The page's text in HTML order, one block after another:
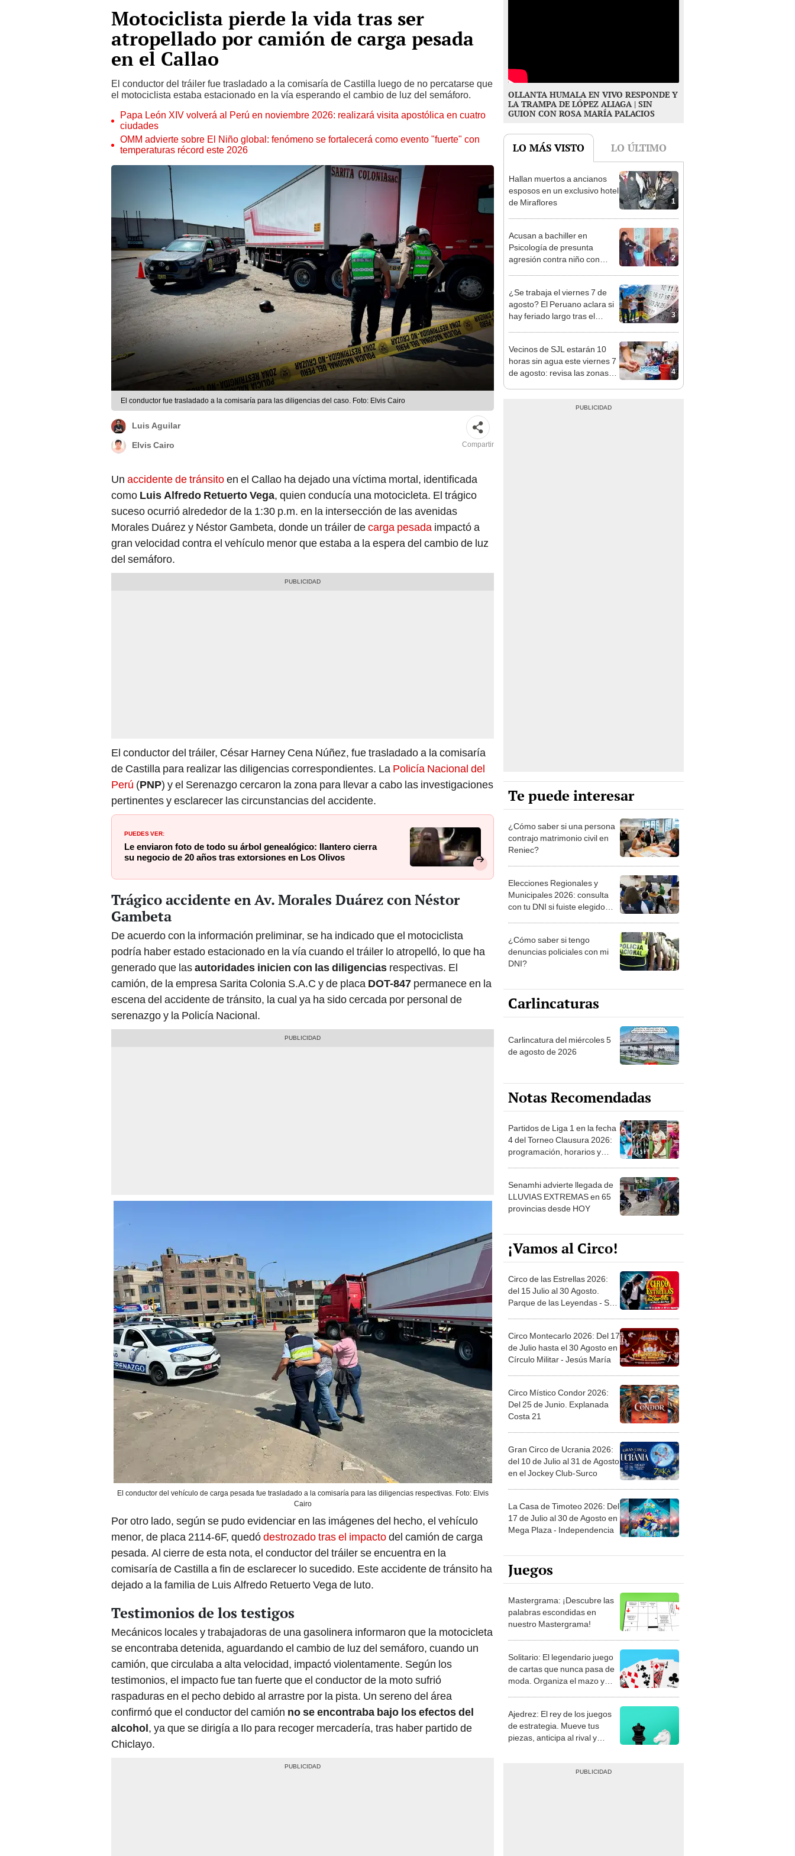
Motociclista pierde la vida tras ser
atropellado por camión de carga pesada
en el Callao
El conductor del tráiler fue trasladado a la comisaría de Castilla luego de no percatarse que
el motociclista estaba estacionado en la vía esperando el cambio de luz del semáforo.
Papa León XIV volverá al Perú en noviembre 2026: realizará visita apostólica en cuatro
ciudades
OMM advierte sobre El Niño global: fenómeno se fortalecerá como evento "fuerte" con
temperaturas récord este 2026
El conductor fue trasladado a la comisaría para las diligencias del caso. Foto: Elvis Cairo
Luis Aguilar
Elvis Cairo Compartir
Un accidente de tránsitoen el Callao ha dejado una víctima mortal, identificada
como Luis Alfredo Retuerto Vega, quien conducía una motocicleta. El trágico
suceso ocurrió alrededor de la 1:30 p.m. en la intersección de las avenidas
Morales Duárez y Néstor Gambeta, donde un tráiler decarga pesada impactó a
gran velocidad contra el vehículo menor que estaba a la espera del cambio de luz
del semáforo.
El conductor del tráiler, César Harney Cena Núñez, fue trasladado a la comisaría
de Castilla para realizar las diligencias correspondientes. La Policía Nacional del
Perú (PNP) y el Serenazgo cercaron la zona para llevar a cabo las investigaciones
pertinentes y esclarecer las circunstancias del accidente.
PUEDES VER:
Le enviaron foto de todo su árbol genealógico: llantero cierra
su negocio de 20 años tras extorsiones en Los Olivos
Trágico accidente en Av. Morales Duárez con Néstor
Gambeta
De acuerdo con la información preliminar, se ha indicado que el motociclista
podría haber estado estacionado en la vía cuando el tráiler lo atropelló, lo que ha
generado que lasautoridades inicien con las diligencias respectivas. El
camión, de la empresa Sarita Colonia S.A.C y de placa DOT-847 permanece en la
escena del accidente de tránsito, la cual ya ha sido cercada por personal de
serenazgo y la Policía Nacional.
El conductor del vehículo de carga pesada fue trasladado a la comisaría para las diligencias respectivas. Foto: Elvis
Cairo
Por otro lado, según se pudo evidenciar en las imágenes del hecho, el vehículo
menor, de placa 2114-6F, quedódestrozado tras el impactodel camión de carga
pesada. Al cierre de esta nota, el conductor del tráiler se encuentra en la
comisaría de Castilla a fin de esclarecer lo sucedido. Este accidente de tránsito ha
dejado a la familia de Luis Alfredo Retuerto Vega de luto.
Testimonios de los testigos
Mecánicos locales y trabajadoras de una gasolinera informaron que la motocicleta
se encontraba detenida, aguardando el cambio de luz del semáforo, cuando un
camión, que circulaba a alta velocidad, impactó violentamente. Según los
testimonios, el impacto fue tan fuerte que el conductor de la moto sufrió
raspaduras en el pecho debido al arrastre por la pista. Un sereno del área
confirmó que el conductor del camión no se encontraba bajo los efectos del
alcohol, ya que se dirigía a Ilo para recoger mercadería, tras haber partido de
Chiclayo.
OLLANTA HUMALA EN VIVO RESPONDE Y
LA TRAMPA DE LÓPEZ ALIAGA | SIN
GUION CON ROSA MARÍA PALACIOS
LO MÁS VISTO LO ÚLTIMO
1
Hallan muertos a ancianos
esposos en un exclusivo hotel
de Miraflores
2
Acusan a bachiller en
Psicología de presunta
agresión contra niño con
3
¿Se trabaja el viernes 7 de
agosto? El Peruano aclara si
hay feriado largo tras el
4
Vecinos de SJL estarán 10
horas sin agua este viernes 7
de agosto: revisa las zonas
Te puede interesar
¿Cómo saber si una persona
contrajo matrimonio civil en
Reniec?
Elecciones Regionales y
Municipales 2026: consulta
con tu DNI si fuiste elegido
la ONPE
¿Cómo saber si tengo
denuncias policiales con mi
DNI?
Carlincaturas
Carlincatura del miércoles 5
de agosto de 2026
Notas Recomendadas
Partidos de Liga 1 en la fecha
4 del Torneo Clausura 2026:
programación, horarios y
Senamhi advierte llegada de
LLUVIAS EXTREMAS en 65
provincias desde HOY
¡Vamos al Circo!
Circo de las Estrellas 2026:
del 15 Julio al 30 Agosto.
Parque de las Leyendas - San
Circo Montecarlo 2026: Del 17
de Julio hasta el 30 Agosto en
Círculo Militar - Jesús María
Circo Místico Condor 2026:
Del 25 de Junio. Explanada
Costa 21
Gran Circo de Ucrania 2026:
del 10 de Julio al 31 de Agosto
en el Jockey Club-Surco
La Casa de Timoteo 2026: Del
17 de Julio al 30 de Agosto en
Mega Plaza - Independencia
Juegos
Mastergrama: ¡Descubre las
palabras escondidas en
nuestro Mastergrama!
Solitario: El legendario juego
de cartas que nunca pasa de
moda. Organiza el mazo y
Ajedrez: El rey de los juegos
de estrategia. Mueve tus
piezas, anticipa al rival y